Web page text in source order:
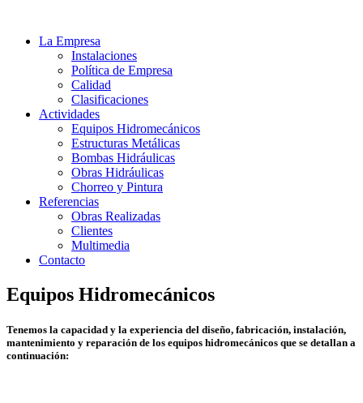
La Empresa
Instalaciones
Política de Empresa
Calidad
Clasificaciones
Actividades
Equipos Hidromecánicos
Estructuras Metálicas
Bombas Hidráulicas
Obras Hidráulicas
Chorreo y Pintura
Referencias
Obras Realizadas
Clientes
Multimedia
Contacto
Equipos Hidromecánicos
Tenemos la capacidad y la experiencia del diseño, fabricación, instalación,
mantenimiento y reparación de los equipos hidromecánicos que se detallan a
continuación: